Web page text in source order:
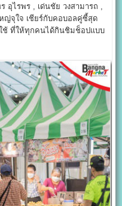
อุไรพร , เด่นชัย วงสามารถ ,
ญ่จุใจ เชียร์กับคอบอลคู่ซี้สุด
ช้ ที่ให้ทุกคนได้กินชิมช็อปแบบ